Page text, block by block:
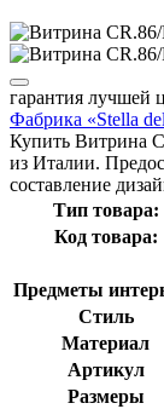
гарантия лучшей
Фабрика «Stella
Купить Витрина
из Италии.
составление
Тип товара:
Код товара:
Предметы
Стиль
Материал
Артикул
Размеры